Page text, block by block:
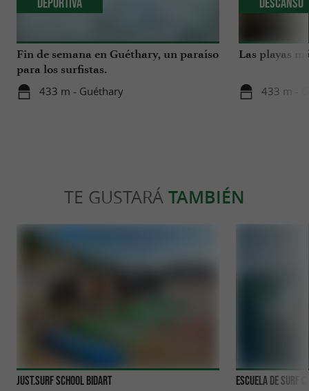
Fin de semana en Guéthary, un paraíso
para los surfistas.
433 m - Guéthary
Deportiva
Las playas
433 m -
Descanso
TE GUSTARÁ TAMBIÉN
Just.Surf School Bidart Escuela de surf